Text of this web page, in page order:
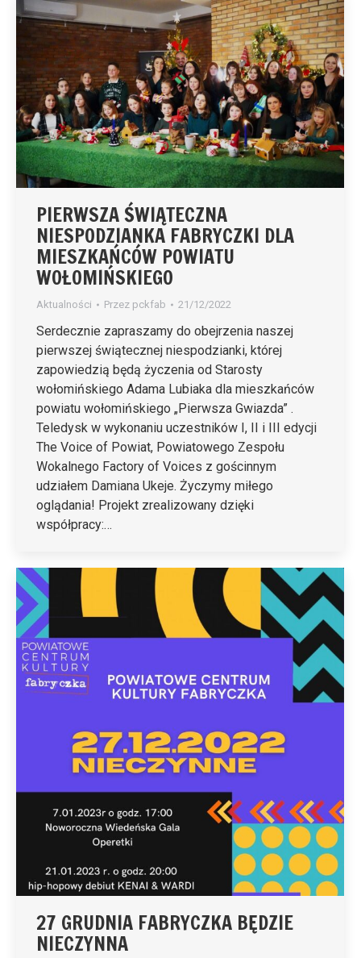
PIERWSZA ŚWIĄTECZNA
NIESPODZIANKA FABRYCZKI DLA
MIESZKAŃCÓW POWIATU
WOŁOMIŃSKIEGO
Aktualności Przez pckfab 21/12/2022
Serdecznie zapraszamy do obejrzenia naszej
pierwszej świątecznej niespodzianki, której
zapowiedzią będą życzenia od Starosty
wołomińskiego Adama Lubiaka dla mieszkańców
powiatu wołomińskiego „Pierwsza Gwiazda” .
Teledysk w wykonaniu uczestników I, II i III edycji
The Voice of Powiat, Powiatowego Zespołu
Wokalnego Factory of Voices z gościnnym
udziałem Damiana Ukeje. Życzymy miłego
oglądania! Projekt zrealizowany dzięki
współpracy:…
27 GRUDNIA FABRYCZKA BĘDZIE
NIECZYNNA